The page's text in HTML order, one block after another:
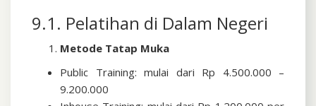
9.1. Pelatihan di Dalam Negeri
Metode Tatap Muka
Public Training: mulai dari Rp 4.500.000 –
9.200.000